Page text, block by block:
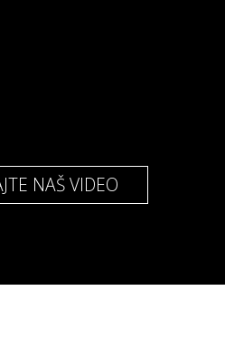
NAŠ VIDEO